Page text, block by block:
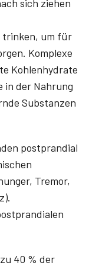
sich ziehen
trinken, um für
Komplexe
Kohlenhydrate
in der Nahrung
Substanzen
postprandial
Tremor,
40 % der